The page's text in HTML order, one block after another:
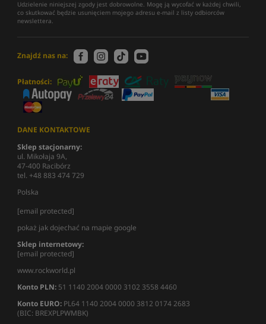
Udzielenie niniejszej zgody jest dobrowolne. Mogę ją wycofać w każdej chwili,
co skutkować będzie usunięciem mojego adresu e-mail z listy odbiorców
newslettera.
Znajdź nas na:
Płatności:
DANE KONTAKTOWE
Sklep stacjonarny:
ul. Mikołaja 9A,
47-400 Racibórz
tel. +48 883 474 729
Polska
[email protected]
pokaż jak dojechać na mapie google
Sklep internetowy:
[email protected]
www.rockworld.pl
Konto PLN: 51 1140 2004 0000 3102 3558 4460
Konto EURO: PL64 1140 2004 0000 3812 0174 2683
(BIC: BREXPLPWMBK)